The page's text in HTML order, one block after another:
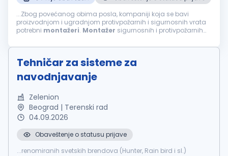
...Zbog povećanog obima posla, kompaniji koja se bavi
proizvodnjom i ugradnjom protivpožarnih i sigurnosnih vrata
potrebni montažeri. Montažer sigurnosnih i protivpožarnih
protivpožarnih...
Tehničar za sisteme za
navodnjavanje
Zelenion
Beograd | Terenski rad
04.09.2026
Obaveštenje o statusu prijave
...renomiranih svetskih brendova (Hunter, Rain bird i sl.)